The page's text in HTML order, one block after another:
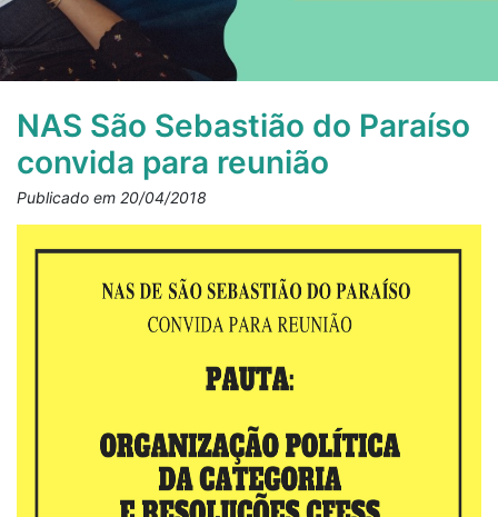
NAS São Sebastião do Paraíso
convida para reunião
Publicado em 20/04/2018